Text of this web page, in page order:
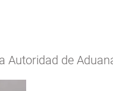
Autoridad de